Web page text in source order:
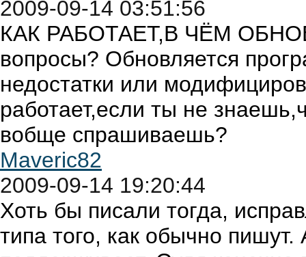
2009-09-14 03:51:56
КАК РАБОТАЕТ,В ЧЁМ
вопросы? Обновляется
недостатки или
работает,если ты не
вобще спрашиваешь?
Maveric82
2009-09-14 19:20:44
Хоть бы писали тогда,
типа того, как обычно